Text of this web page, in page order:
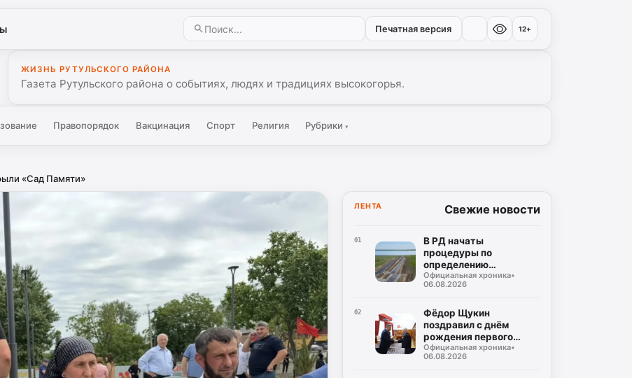
Печатная версия 12+
ЖИЗНЬ РУТУЛЬСКОГО РАЙОНА
Газета Рутульского района о событиях, людях и традициях высокогорья.
Правопорядок Вакцинация Спорт Религия Рубрики▾
«Сад Памяти»
ЛЕНТА Свежие новости
01
В РД начаты
процедуры по
определению
подрядчика для
строительства
Махачкалы
Официальная хроника•
06.08.2026
02
Фёдор Щукин
поздравил с днём
рождения первого
президента РД Муху
Алиева
Официальная хроника•
06.08.2026